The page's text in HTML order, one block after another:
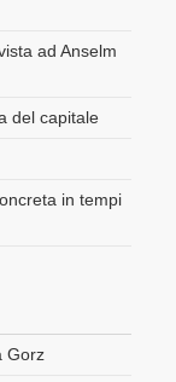
ad Anselm
del capitale
in tempi
Gorz